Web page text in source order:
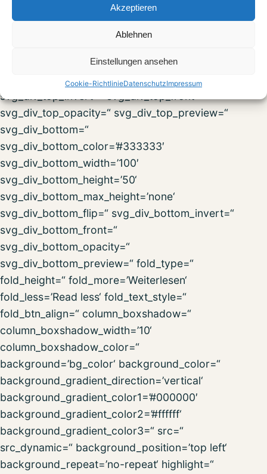
Akzeptieren
Ablehnen
Einstellungen ansehen
Cookie-RichtlinieDatenschutzImpressum
padding=“ av-medium-padding=“ av-small-
padding=“ av-mini-padding=“ svg_div_top=“
svg_div_top_width=’100′ svg_div_top_height=’50‘
svg_div_top_max_height=’none‘ svg_div_top_flip=“
svg_div_top_invert=“ svg_div_top_front=“
svg_div_top_opacity=“ svg_div_top_preview=“
svg_div_bottom=“
svg_div_bottom_color=’#333333′
svg_div_bottom_width=’100′
svg_div_bottom_height=’50‘
svg_div_bottom_max_height=’none‘
svg_div_bottom_flip=“ svg_div_bottom_invert=“
svg_div_bottom_front=“
svg_div_bottom_opacity=“
svg_div_bottom_preview=“ fold_type=“
fold_height=“ fold_more=’Weiterlesen‘
fold_less=’Read less‘ fold_text_style=“
fold_btn_align=“ column_boxshadow=“
column_boxshadow_width=’10‘
column_boxshadow_color=“
background=’bg_color‘ background_color=“
background_gradient_direction=’vertical‘
background_gradient_color1=’#000000′
background_gradient_color2=’#ffffff‘
background_gradient_color3=“ src=“
src_dynamic=“ background_position=’top left‘
background_repeat=’no-repeat‘ highlight=“